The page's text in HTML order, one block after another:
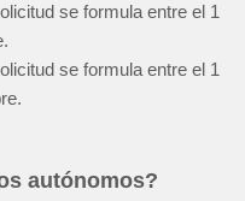
se formula entre el 1
se formula entre el 1
autónomos?